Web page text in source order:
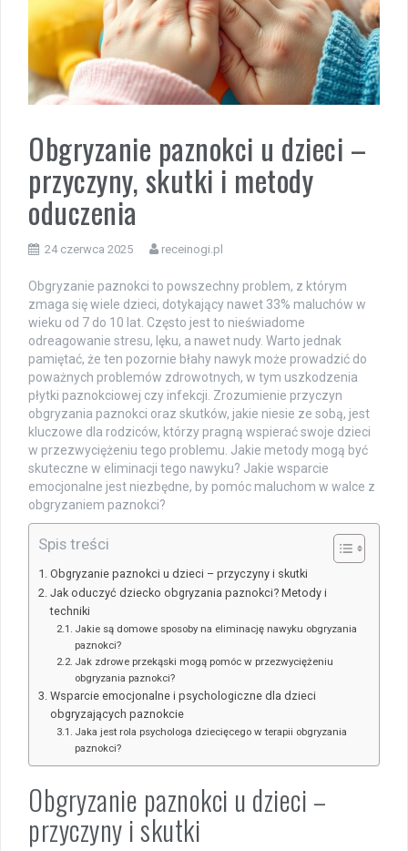
Obgryzanie paznokci u dzieci –
przyczyny, skutki i metody
oduczenia
24 czerwca 2025 receinogi.pl
Obgryzanie paznokci to powszechny problem, z którym
zmaga się wiele dzieci, dotykający nawet 33% maluchów w
wieku od 7 do 10 lat. Często jest to nieświadome
odreagowanie stresu, lęku, a nawet nudy. Warto jednak
pamiętać, że ten pozornie błahy nawyk może prowadzić do
poważnych problemów zdrowotnych, w tym uszkodzenia
płytki paznokciowej czy infekcji. Zrozumienie przyczyn
obgryzania paznokci oraz skutków, jakie niesie ze sobą, jest
kluczowe dla rodziców, którzy pragną wspierać swoje dzieci
w przezwyciężeniu tego problemu. Jakie metody mogą być
skuteczne w eliminacji tego nawyku? Jakie wsparcie
emocjonalne jest niezbędne, by pomóc maluchom w walce z
obgryzaniem paznokci?
Spis treści
Obgryzanie paznokci u dzieci – przyczyny i skutki
Jak oduczyć dziecko obgryzania paznokci? Metody i
techniki
Jakie są domowe sposoby na eliminację nawyku obgryzania
paznokci?
Jak zdrowe przekąski mogą pomóc w przezwyciężeniu
obgryzania paznokci?
Wsparcie emocjonalne i psychologiczne dla dzieci
obgryzających paznokcie
Jaka jest rola psychologa dziecięcego w terapii obgryzania
paznokci?
Obgryzanie paznokci u dzieci –
przyczyny i skutki